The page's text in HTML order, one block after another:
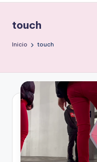
touch
Inicio touch